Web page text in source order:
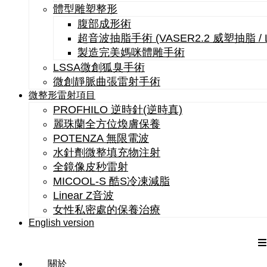
體型雕塑整形
腹部成形術
超音波抽脂手術 (VASER2.2 威塑抽脂 /
製造完美媽咪體雕手術
LSSA微創狐臭手術
微創靜脈曲張雷射手術
微整形雷射項目
PROFHILO 逆時針(逆時真)
麗珠蘭全方位煥膚保養
POTENZA 無限電波
水針劑微整填充物注射
全鏡像皮秒雷射
MICOOL-S 酷S冷凍減脂
Linear Z音波
女性私密處的保養治療
English version
關於